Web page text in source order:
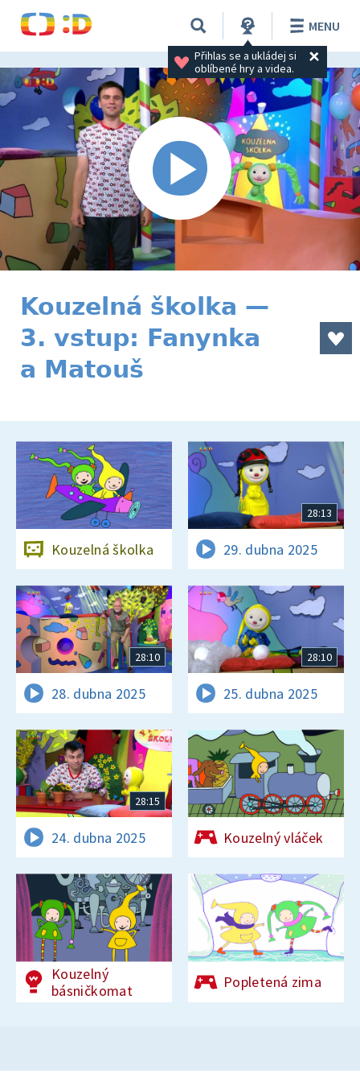
Přihlas se a ukládej si
oblíbené hry a videa.
MENU
Kouzelná školka —
3. vstup: Fanynka
a Matouš
Kouzelná školka
28:13
29. dubna 2025
28:10
28. dubna 2025
28:10
25. dubna 2025
28:15
24. dubna 2025 Kouzelný vláček
Kouzelný
básničkomat
Popletená zima